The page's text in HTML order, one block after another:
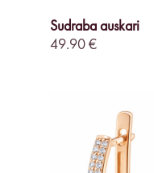
Sudraba auskari
49.90 €